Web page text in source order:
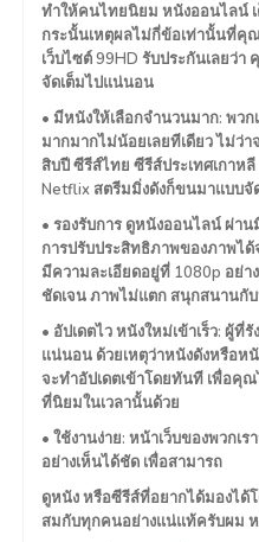
ทำให้คนไทยนิยม หนังออนไลน์ เ
กระนั้นเหตุผลไม่กี่ข้อเท่านั้นที่คุ
เว็บไซต์ 99HD รับประกันเลยว่
จัดเต็มไปแน่นอน
• มีหนังให้เลือกจำนวนมาก: พว
มากมากไม่น้อยเลยทีเดียว ไม่ว่
สิบปี ซีรีส์ไทย ซีรีส์ประเทศเกาห
Netflix สตรีมมิ่งดังก็ขนมาแบบจั
• รองรับการ ดูหนังออนไลน์ ผ่า
การปรับประสิทธิภาพของภาพไ
มีความละเอียดอยู่ที่ 1080p อย่า
ชัดเจน ภาพไม่แตก สนุกสนานกั
• อัปเดตไว หนังใหม่เข้าเร็ว: ผู้ที่
แน่นอน ด้วยเหตุว่าหนังดังหรือห
จะทำอัปเดตเข้าโดยทันที เพื่อคุ
ที่นิยมในเวลานั้นด้วย
• ใช้งานง่าย: หน้าเว็บของพวกเ
อย่างเห็นได้ชัด เพื่อสามารถ
ดูหนัง หรือซีรีส์ที่อยากได้มองได้
สมกับทุกคนอย่างแน่แท้ครับผม